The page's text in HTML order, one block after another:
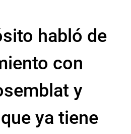
habló de
con
y
ya tiene